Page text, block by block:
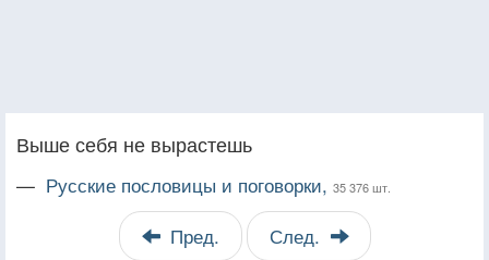
Выше себя не вырастешь
— Русские пословицы и поговорки, 35 376 шт.
Пред. След.